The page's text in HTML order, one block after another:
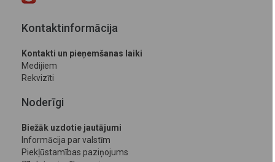
Kontaktinformācija
Kontakti un pieņemšanas laiki
Medijiem
Rekvizīti
Noderīgi
Biežāk uzdotie jautājumi
Informācija par valstīm
Piekļūstamības paziņojums